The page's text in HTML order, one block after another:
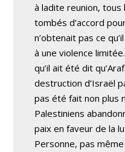
à ladite reunion,
tombés d’accord
n’obtenait pas ce
à une violence
qu’il ait été dit
destruction d’Israël
pas été fait non plus
Palestiniens
paix en faveur de la
Personne, pas même